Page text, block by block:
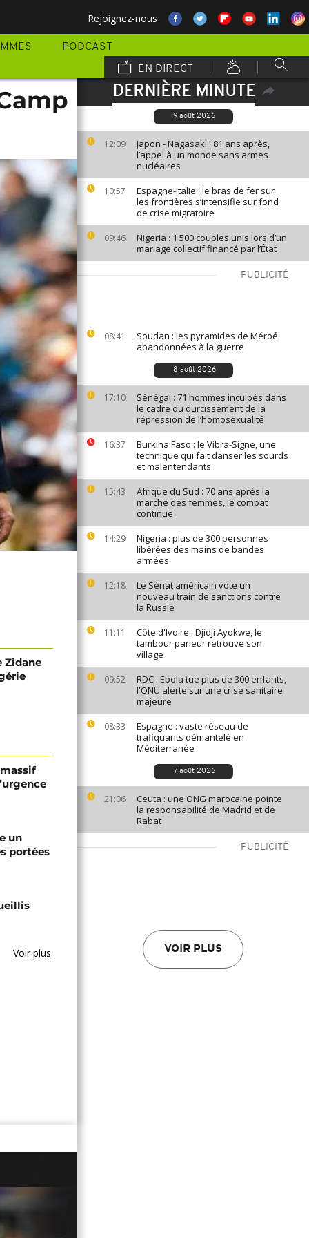
Rejoignez-nous
PODCAST
EN DIRECT
DERNIÈRE MINUTE
9 août 2026
12:09
Japon - Nagasaki : 81 ans après,
l’appel à un monde sans armes
nucléaires
10:57
Espagne-Italie : le bras de fer sur
les frontières s’intensifie sur fond
de crise migratoire
09:46
Nigeria : 1 500 couples unis lors d’un
mariage collectif financé par l’État
PUBLICITÉ
08:41
Soudan : les pyramides de Méroé
abandonnées à la guerre
8 août 2026
17:10
Sénégal : 71 hommes inculpés dans
le cadre du durcissement de la
répression de l’homosexualité
16:37
Burkina Faso : le Vibra-Signe, une
technique qui fait danser les sourds
et malentendants
15:43
Afrique du Sud : 70 ans après la
marche des femmes, le combat
continue
14:29
Nigeria : plus de 300 personnes
libérées des mains de bandes
armées
12:18
Le Sénat américain vote un
nouveau train de sanctions contre
la Russie
11:11
Côte d'Ivoire : Djidji Ayokwe, le
tambour parleur retrouve son
village
09:52
RDC : Ebola tue plus de 300 enfants,
l'ONU alerte sur une crise sanitaire
majeure
08:33
Espagne : vaste réseau de
trafiquants démantelé en
Méditerranée
7 août 2026
21:06
Ceuta : une ONG marocaine pointe
la responsabilité de Madrid et de
Rabat
PUBLICITÉ
VOIR PLUS
Zidane
un
portées
Voir plus